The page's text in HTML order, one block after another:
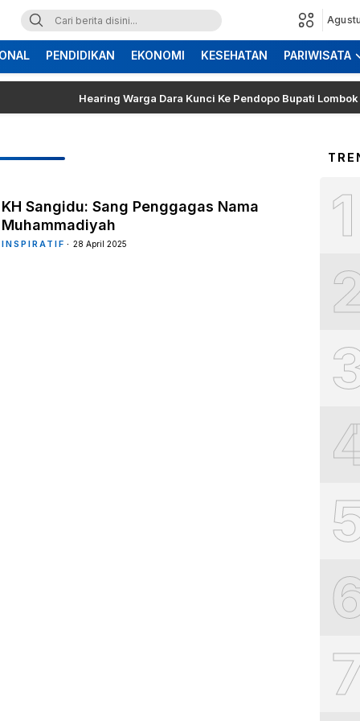
PENDIDIKAN EKONOMI KESEHATAN PARIWISATA
Hearing Warga Dara Kunci Ke Pendopo Bupati Lombok
KH Sangidu: Sang Penggagas Nama
Muhammadiyah
INSPIRATIF 28 April 2025
1